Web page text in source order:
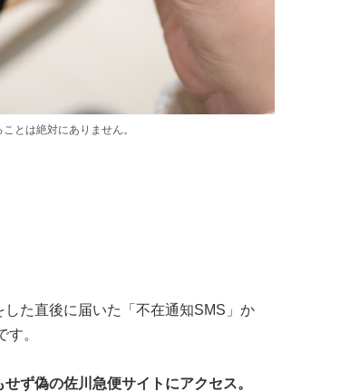
とは絶対にありません。
た直後に届いた「不在通知SMS」か
。
ず偽の佐川急便サイトにアクセス。